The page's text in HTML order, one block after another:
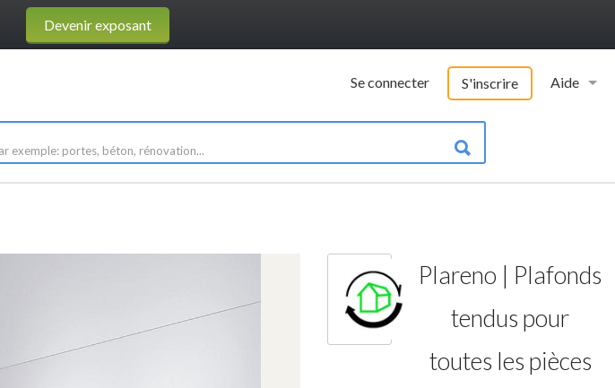
Devenir exposant
Se connecter S'inscrire Aide
Qui
Plareno | Plafonds
tendus pour
toutes les pièces